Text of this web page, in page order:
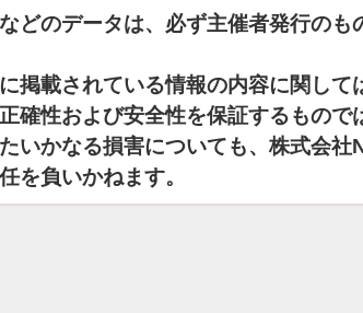
どのデータは、必ず主催者発行のも
掲載されている情報の内容に関して
確性および安全性を保証するもので
いかなる損害についても、株式会社
を負いかねます。